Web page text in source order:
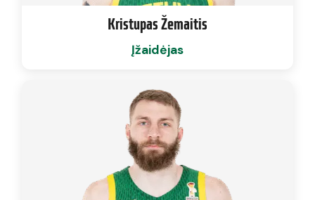
Kristupas Žemaitis
Įžaidėjas